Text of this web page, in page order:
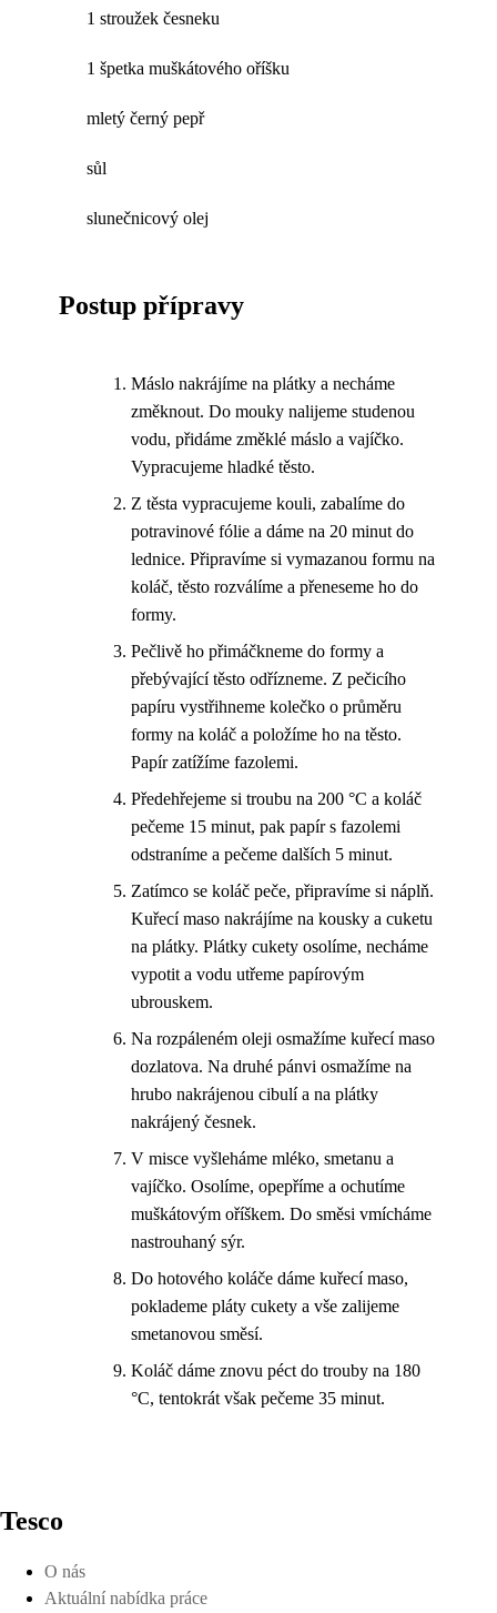
1 stroužek česneku
1 špetka muškátového oříšku
mletý černý pepř
sůl
slunečnicový olej
Postup přípravy
Máslo nakrájíme na plátky a necháme
změknout. Do mouky nalijeme studenou
vodu, přidáme změklé máslo a vajíčko.
Vypracujeme hladké těsto.
Z těsta vypracujeme kouli, zabalíme do
potravinové fólie a dáme na 20 minut do
lednice. Připravíme si vymazanou formu na
koláč, těsto rozválíme a přeneseme ho do
formy.
Pečlivě ho přimáčkneme do formy a
přebývající těsto odřízneme. Z pečicího
papíru vystřihneme kolečko o průměru
formy na koláč a položíme ho na těsto.
Papír zatížíme fazolemi.
Předehřejeme si troubu na 200 °C a koláč
pečeme 15 minut, pak papír s fazolemi
odstraníme a pečeme dalších 5 minut.
Zatímco se koláč peče, připravíme si náplň.
Kuřecí maso nakrájíme na kousky a cuketu
na plátky. Plátky cukety osolíme, necháme
vypotit a vodu utřeme papírovým
ubrouskem.
Na rozpáleném oleji osmažíme kuřecí maso
dozlatova. Na druhé pánvi osmažíme na
hrubo nakrájenou cibulí a na plátky
nakrájený česnek.
V misce vyšleháme mléko, smetanu a
vajíčko. Osolíme, opepříme a ochutíme
muškátovým oříškem. Do směsi vmícháme
nastrouhaný sýr.
Do hotového koláče dáme kuřecí maso,
poklademe pláty cukety a vše zalijeme
smetanovou směsí.
Koláč dáme znovu péct do trouby na 180
°C, tentokrát však pečeme 35 minut.
Tesco
O nás
Aktuální nabídka práce